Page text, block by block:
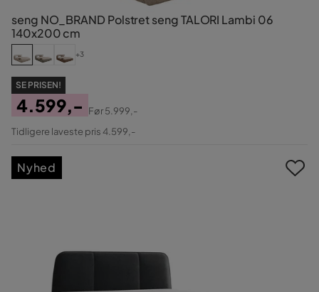
seng NO_BRAND Polstret seng TALORI Lambi 06
140x200 cm
+3
SE PRISEN!
Pris
4.599,-
Original
Før5.999,-
Tidligere laveste pris 4.599,-
Nyhed